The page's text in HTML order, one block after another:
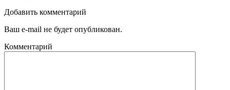
Добавить комментарий
Ваш e-mail не будет опубликован.
Комментарий